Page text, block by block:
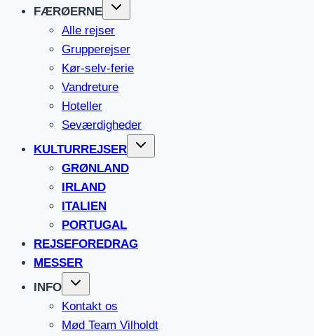
FÆRØERNE
Alle rejser
Grupperejser
Kør-selv-ferie
Vandreture
Hoteller
Seværdigheder
KULTURREJSER
GRØNLAND
IRLAND
ITALIEN
PORTUGAL
REJSEFOREDRAG
MESSER
INFO
Kontakt os
Mød Team Vilholdt